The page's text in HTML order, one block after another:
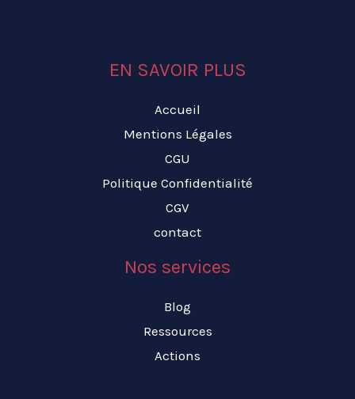
EN SAVOIR PLUS
Accueil
Mentions Légales
CGU
Politique Confidentialité
CGV
contact
Nos services
Blog
Ressources
Actions